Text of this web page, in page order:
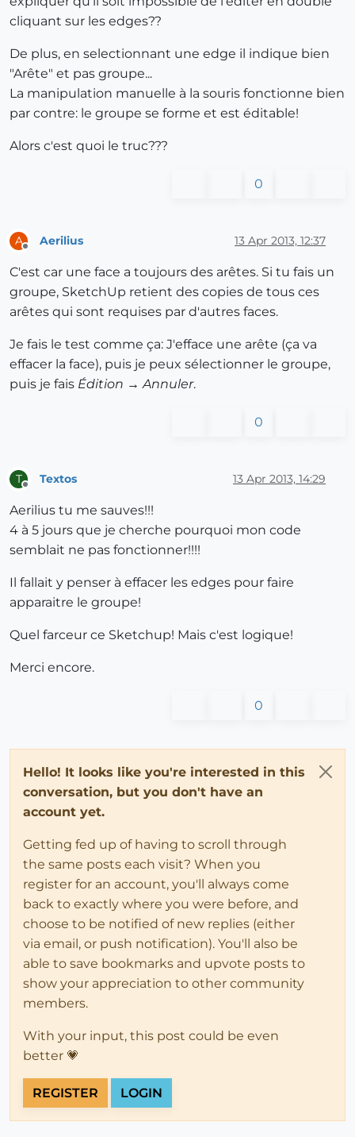
cliquant sur les edges??
De plus, en selectionnant une edge il indique bien
"Arête" et pas groupe...
La manipulation manuelle à la souris fonctionne bien
par contre: le groupe se forme et est éditable!
Alors c'est quoi le truc???
0
A Aerilius 13 Apr 2013, 12:37
C'est car une face a toujours des arêtes. Si tu fais un
groupe, SketchUp retient des copies de tous ces
arêtes qui sont requises par d'autres faces.
Je fais le test comme ça: J'efface une arête (ça va
effacer la face), puis je peux sélectionner le groupe,
puis je fais Édition → Annuler.
0
T Textos 13 Apr 2013, 14:29
Aerilius tu me sauves!!!
4 à 5 jours que je cherche pourquoi mon code
semblait ne pas fonctionner!!!!
Il fallait y penser à effacer les edges pour faire
apparaitre le groupe!
Quel farceur ce Sketchup! Mais c'est logique!
Merci encore.
0
Hello! It looks like you're interested in this
conversation, but you don't have an
account yet.
Getting fed up of having to scroll through
the same posts each visit? When you
register for an account, you'll always come
back to exactly where you were before, and
choose to be notified of new replies (either
via email, or push notification). You'll also be
able to save bookmarks and upvote posts to
show your appreciation to other community
members.
With your input, this post could be even
better 💗
REGISTER LOGIN